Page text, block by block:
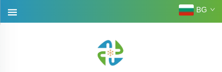
BG